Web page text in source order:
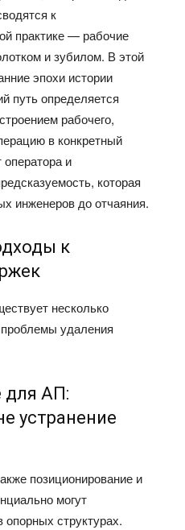
к
практике — рабочие
и зубилом. В этой
эпохи истории
путь определяется
рабочего,
в конкретный
и
которая
инженеров до отчаяния.
к
несколько
удаления
для АП:
устранение
позиционирование и
могут
структурах.